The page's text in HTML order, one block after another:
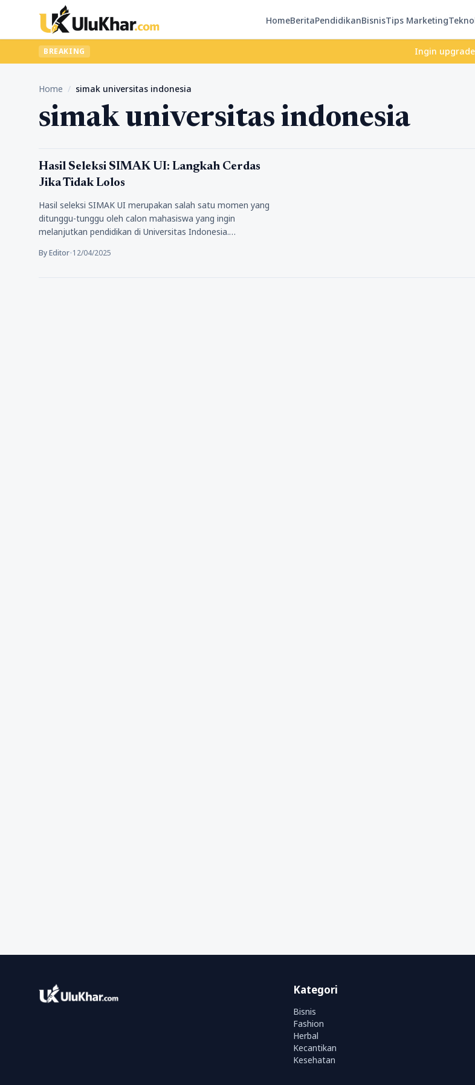
HomeBeritaPendidikanBisnisTips Marketing
BREAKING Ingin upgrade skill
Home / simak universitas indonesia
simak universitas indonesia
Pendidikan
Hasil Seleksi SIMAK UI: Langkah Cerdas
Jika Tidak Lolos
Hasil seleksi SIMAK UI merupakan salah satu momen yang
ditunggu-tunggu oleh calon mahasiswa yang ingin
melanjutkan pendidikan di Universitas Indonesia.…
By Editor•12/04/2025
Kategori
Bisnis
Fashion
Herbal
Kecantikan
Kesehatan